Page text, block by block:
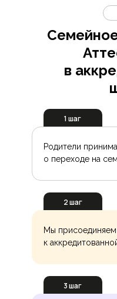
в
3 шаг
2 шаг
Мы присоединяем
к
1 шаг
Родители
о переходе на